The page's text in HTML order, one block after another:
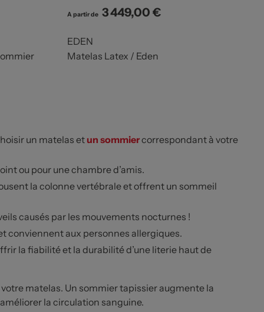
A partir de Prix
3 449,00 €
EDEN
Matelas Latex / Eden
un matelas et un sommiercorrespondant à votre
ou pour une chambre d’amis.
la colonne vertébrale et offrent un sommeil
causés par les mouvements nocturnes !
conviennent aux personnes allergiques.
la fiabilité et la durabilité d’une literie haut de
matelas. Un sommier tapissier augmente la
la circulation sanguine.